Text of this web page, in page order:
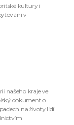
kultury i
v
našeho kraje ve
dokument o
na životy lidí